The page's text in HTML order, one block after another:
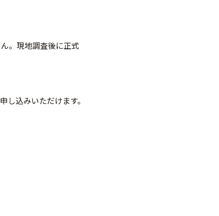
。現地調査後に正式
込みいただけます。